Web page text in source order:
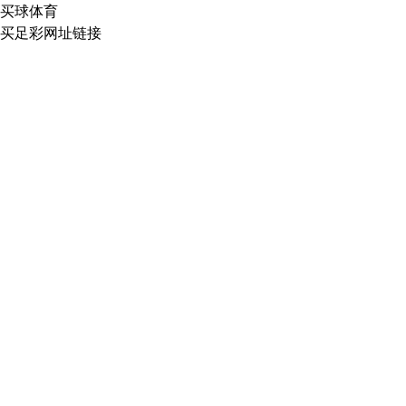
买球体育
买足彩网址链接